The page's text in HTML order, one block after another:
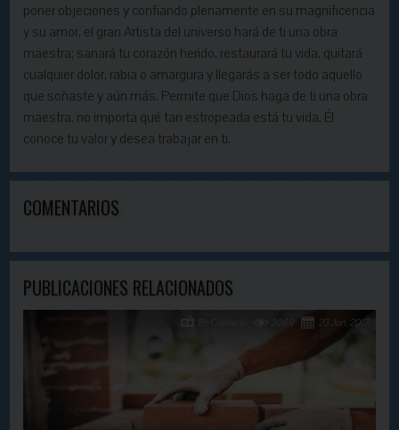
poner objeciones y confiando plenamente en su magnificencia
y su amor, el gran Artista del universo hará de ti una obra
maestra; sanará tu corazón herido, restaurará tu vida, quitará
cualquier dolor, rabia o amargura y llegarás a ser todo aquello
que soñaste y aún más. Permite que Dios haga de ti una obra
maestra, no importa qué tan estropeada está tu vida, Él
conoce tu valor y desea trabajar en ti.
COMENTARIOS
PUBLICACIONES RELACIONADOS
23 Jun, 2017
3069